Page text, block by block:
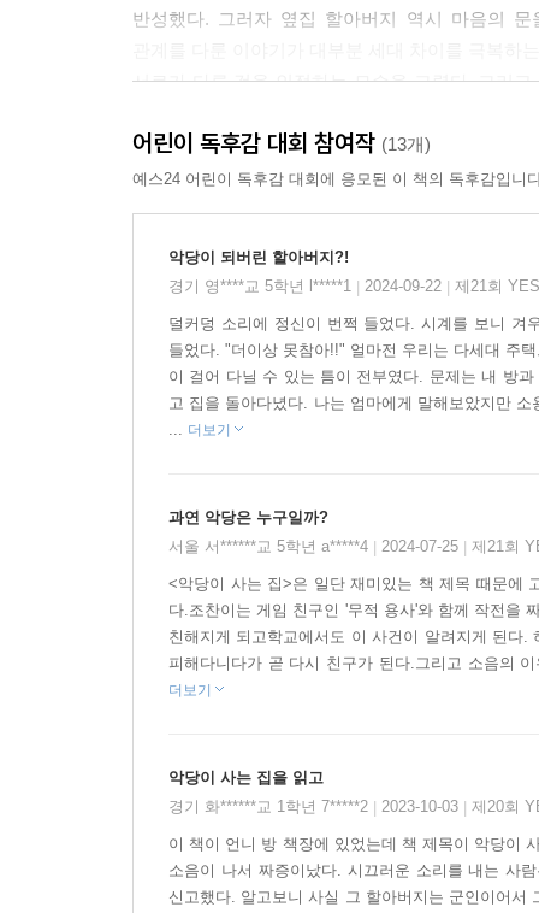
반성했다. 그러자 옆집 할아버지 역시 마음의
서로가 다른 것을 인정하는 모습을 그렸다. 그리
진짜 영웅이 되고 싶다고?
조찬이에게는 옆집 할아버지 말고도 또 다른
격려하고 배려해 준다. 반면 같은 반 친구 최우림
혼내 주는 일을 상상하곤 했다. 그런데 옆집 할아
말이다. 알고 보니 최우림이 무적 용사였던 것이다!
최우림과 무적 용사는 같은 사람이지만 왜 조찬
것과 소통이 중요하다는 점을 세심하게 짚어 준
있을 것이다.
어린이 독후감 대회 참여작 (13개)
예스24 어린이 독후감 대회에 응모된 이 책의 독후감입니
악당이 되버린 할아버지?!
경기 영****교 5학년 l*****1
2024-09-22 제21회
덜커덩 소리에 정신이 번쩍 들었다. 시계를 보니 겨
들었다. "더이상 못참아!!" 얼마전 우리는 다세대 주
이 걸어 다닐 수 있는 틈이 전부였다. 문제는 내 방
고 집을 돌아다녔다. 나는 엄마에게 말해보았지만
... 더보기
과연 악당은 누구일까?
서울 서******교 5학년 a*****4
2024-07-25 제21회
<악당이 사는 집>은 일단 재미있는 책 제목 때문에
다.조찬이는 게임 친구인 '무적 용사'와 함께 작전을
친해지게 되고학교에서도 이 사건이 알려지게 된다
피해다니다가 곧 다시 친구가 된다.그리고 소음의
더보기
악당이 사는 집을 읽고
경기 화******교 1학년 7*****2
2023-10-03 제20회
이 책이 언니 방 책장에 있었는데 책 제목이 악당이
소음이 나서 짜증이났다. 시끄러운 소리를 내는 사
신고했다. 알고보니 사실 그 할아버지는 군인이어